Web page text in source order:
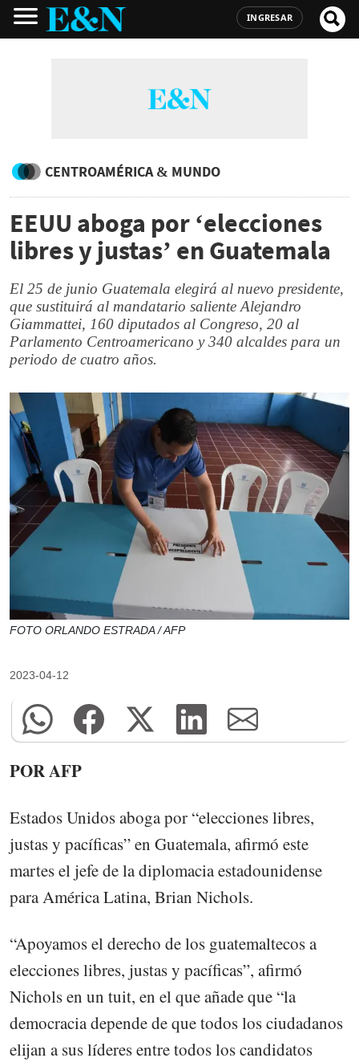
INGRESAR
CENTROAMÉRICA & MUNDO
EEUU aboga por ‘elecciones
libres y justas’ en Guatemala
El 25 de junio Guatemala elegirá al nuevo presidente,
que sustituirá al mandatario saliente Alejandro
Giammattei, 160 diputados al Congreso, 20 al
Parlamento Centroamericano y 340 alcaldes para un
periodo de cuatro años.
FOTO ORLANDO ESTRADA / AFP
2023-04-12
POR AFP
Estados Unidos aboga por “elecciones libres,
justas y pacíficas” en Guatemala, afirmó este
martes el jefe de la diplomacia estadounidense
para América Latina, Brian Nichols.
“Apoyamos el derecho de los guatemaltecos a
elecciones libres, justas y pacíficas”, afirmó
Nichols en un tuit, en el que añade que “la
democracia depende de que todos los ciudadanos
elijan a sus líderes entre todos los candidatos